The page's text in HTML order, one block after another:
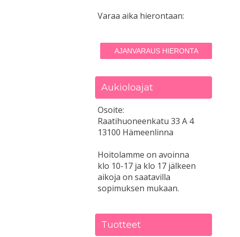
Varaa aika hierontaan:
AJANVARAUS HIERONTA
Aukioloajat
Osoite:
Raatihuoneenkatu 33 A 4
13100 Hämeenlinna
Hoitolamme on avoinna
klo 10-17 ja klo 17 jälkeen
aikoja on saatavilla
sopimuksen mukaan.
Tuotteet